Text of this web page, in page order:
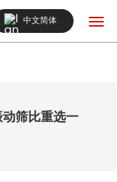
中文简体
筛比重选一